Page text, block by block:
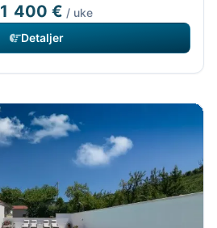
1 400 € / uke
Detaljer